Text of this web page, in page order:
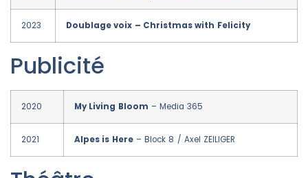
2023 Doublage voix – Christmas with Felicity
Publicité
2020 My Living Bloom – Media 365
2021 Alpes is Here– Block 8 / Axel ZEILIGER